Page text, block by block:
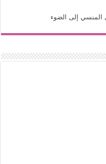
المنسي إلى الضوء